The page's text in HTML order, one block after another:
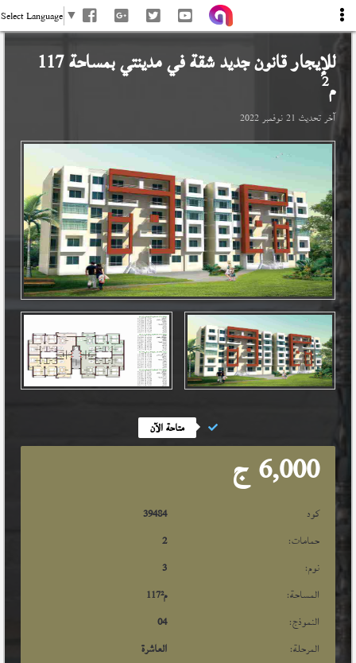
Select Language ▼
للإيجار قانون جديد شقة فيمدينتي بمساحة 117
م2
آخر تحديث 21 نوفمبر 2022
متاحة الآن
6,000 ج
كود
39484
حمامات:
2
نوم:
3
المساحة:
117م²
النموذج:
04
المرحلة:
العاشرة